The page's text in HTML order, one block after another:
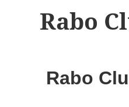
Rabo
Rabo